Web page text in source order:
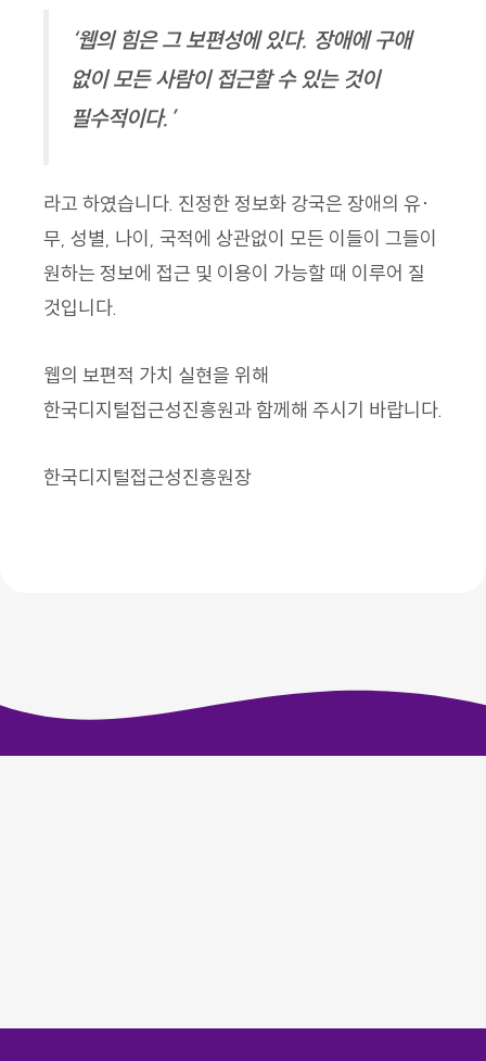
‘웹의 힘은 그 보편성에 있다. 장애에 구애
없이 모든 사람이 접근할 수 있는 것이
필수적이다.’
라고 하였습니다. 진정한 정보화 강국은 장애의 유·
무, 성별, 나이, 국적에 상관없이 모든 이들이 그들이
원하는 정보에 접근 및 이용이 가능할 때 이루어 질
것입니다.
웹의 보편적 가치 실현을 위해
한국디지털접근성진흥원과 함께해 주시기 바랍니다.
한국디지털접근성진흥원장